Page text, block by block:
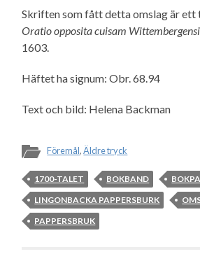
Skriften som fått detta omslag är ett
Oratio opposita cuisam
1603.
Häftet ha signum: Obr. 68.94
Text och bild: Helena Backman
Föremål,Äldre tryck
1700-TALET BOKBAND
LINGONBACKA PAPPERSBURK
PAPPERSBRUK